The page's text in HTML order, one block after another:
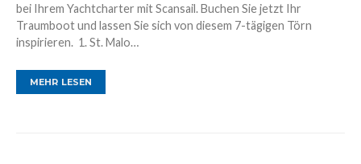
bei Ihrem Yachtcharter mit Scansail. Buchen Sie jetzt Ihr
Traumboot und lassen Sie sich von diesem 7-tägigen Törn
inspirieren. 1. St. Malo…
MEHR LESEN